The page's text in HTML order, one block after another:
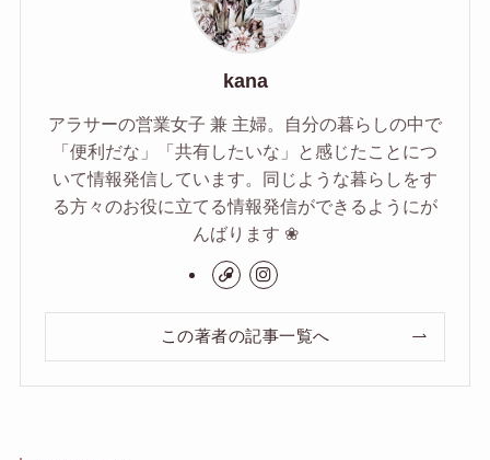
kana
アラサーの営業女子 兼 主婦。自分の暮らしの中で
「便利だな」「共有したいな」と感じたことにつ
いて情報発信しています。同じような暮らしをす
る方々のお役に立てる情報発信ができるようにが
んばります ❀
この著者の記事一覧へ